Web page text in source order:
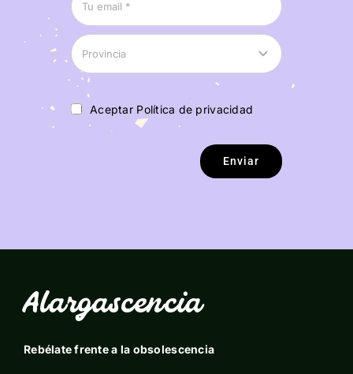
Aceptar Política de privacidad
Enviar
Alargascencia
Rebélate frente a la obsolescencia